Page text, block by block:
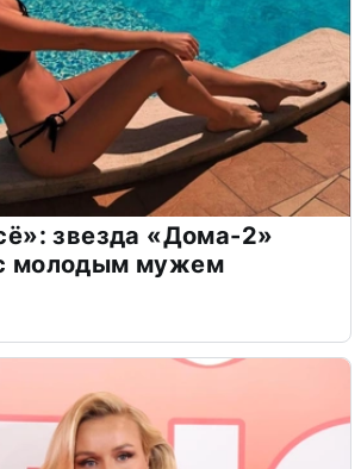
звезда «Дома-2»
молодым мужем